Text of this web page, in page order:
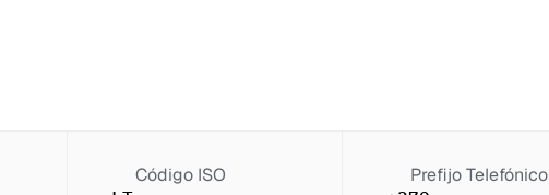
Código ISO Prefijo Telefónico